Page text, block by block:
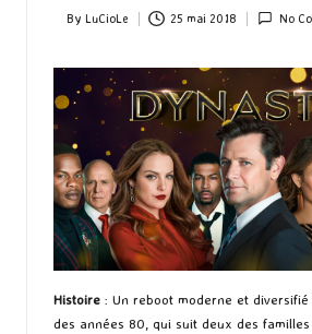
Posted
By LuCioLe 25 mai 2018 No
Histoire : Un reboot moderne et
des années 80, qui suit deux des